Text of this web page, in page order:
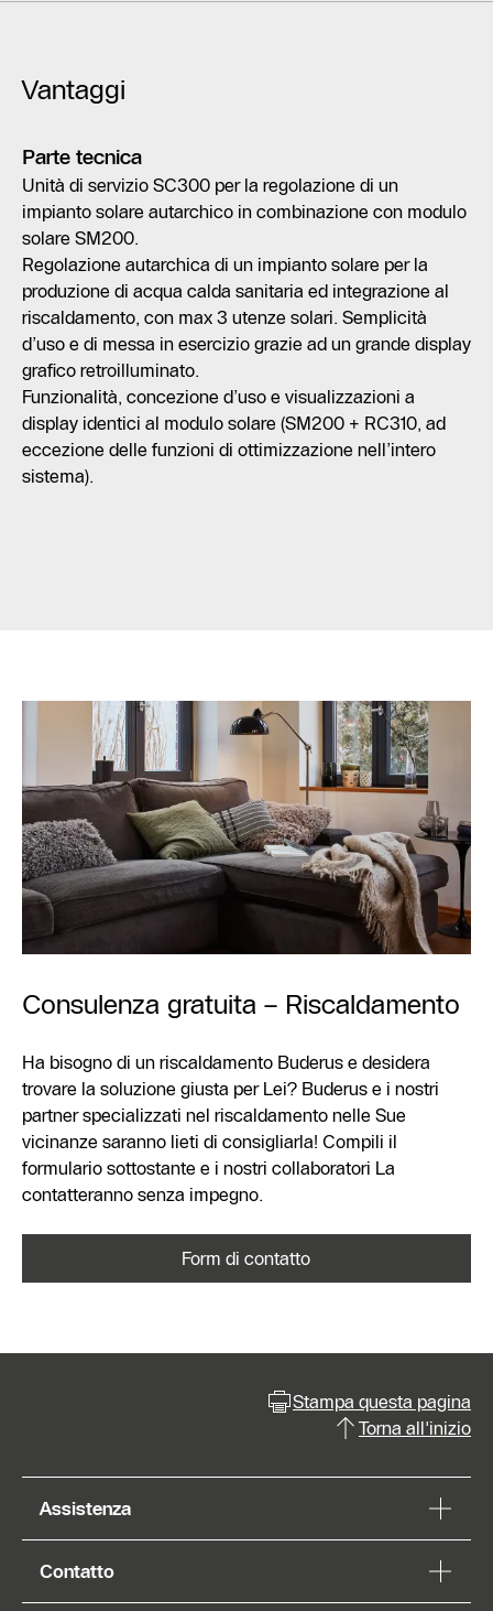
Vantaggi
Parte tecnica
Unità di servizio SC300 per la regolazione di un
impianto solare autarchico in combinazione con modulo
solare SM200.
Regolazione autarchica di un impianto solare per la
produzione di acqua calda sanitaria ed integrazione al
riscaldamento, con max 3 utenze solari. Semplicità
d’uso e di messa in esercizio grazie ad un grande display
grafico retroilluminato.
Funzionalità, concezione d’uso e visualizzazioni a
display identici al modulo solare (SM200 + RC310, ad
eccezione delle funzioni di ottimizzazione nell’intero
sistema).
Consulenza gratuita – Riscaldamento
Ha bisogno di un riscaldamento Buderus e desidera
trovare la soluzione giusta per Lei? Buderus e i nostri
partner specializzati nel riscaldamento nelle Sue
vicinanze saranno lieti di consigliarla! Compili il
formulario sottostante e i nostri collaboratori La
contatteranno senza impegno.
Form di contatto
Stampa questa pagina
Torna all'inizio
Assistenza
Contatto